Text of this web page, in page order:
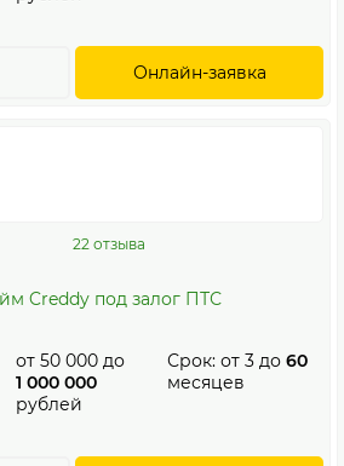
Онлайн-заявка
22 отзыва
Creddy под залог ПТС
от 50 000 до
1 000 000
рублей
Срок: от 3до 60
месяцев